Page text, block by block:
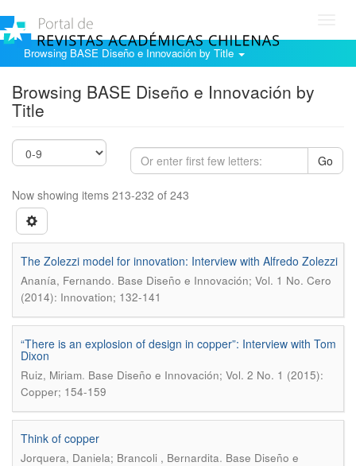
Browsing BASE Diseño e Innovación by Title
Browsing BASE Diseño e Innovación by
Title
Go
Now showing items 213-232 of 243
The Zolezzi model for innovation: Interview with Alfredo Zolezzi
Ananía, Fernando. Base Diseño e Innovación; Vol. 1 No. Cero
(2014): Innovation; 132-141
“There is an explosion of design in copper”: Interview with Tom
Dixon
Ruiz, Miriam. Base Diseño e Innovación; Vol. 2 No. 1 (2015):
Copper; 154-159
Think of copper
Jorquera, Daniela; Brancoli , Bernardita. Base Diseño e